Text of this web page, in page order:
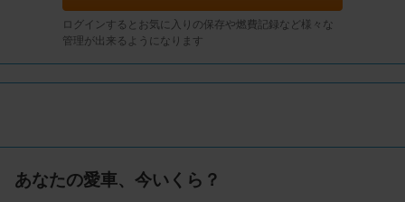
ログインするとお気に入りの保存や燃費記録など様々な
管理が出来るようになります
あなたの愛車、今いくら？